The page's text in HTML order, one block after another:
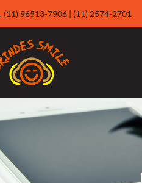
(11) 96513-7906 | (11) 2574-2701